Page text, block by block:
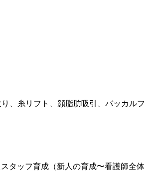
、糸リフト、顔脂肪吸引、バッカル
タッフ育成（新人の育成〜看護師全